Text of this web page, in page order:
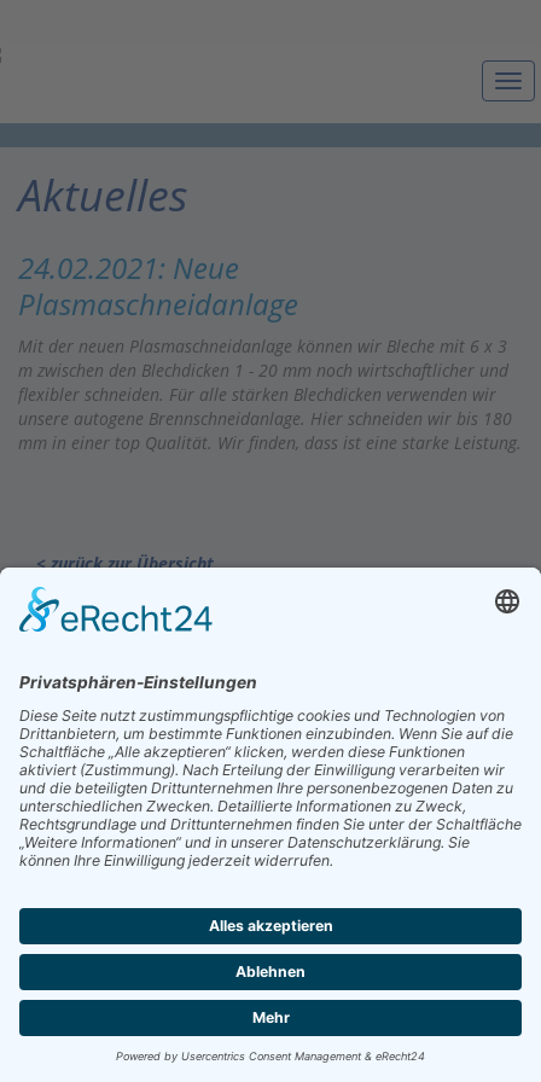
Aktuelles
24.02.2021: Neue
Plasmaschneidanlage
Mit der neuen Plasmaschneidanlage können wir Bleche mit 6 x 3
m zwischen den Blechdicken 1 - 20 mm noch wirtschaftlicher und
flexibler schneiden. Für alle stärken Blechdicken verwenden wir
unsere autogene Brennschneidanlage. Hier schneiden wir bis 180
mm in einer top Qualität. Wir finden, dass ist eine starke Leistung.
< zurück zur Übersicht
© 2025 Kienle GmbH
40 Jahre Kienle >>>
Downloadbereich|Impressum|Datenschutz